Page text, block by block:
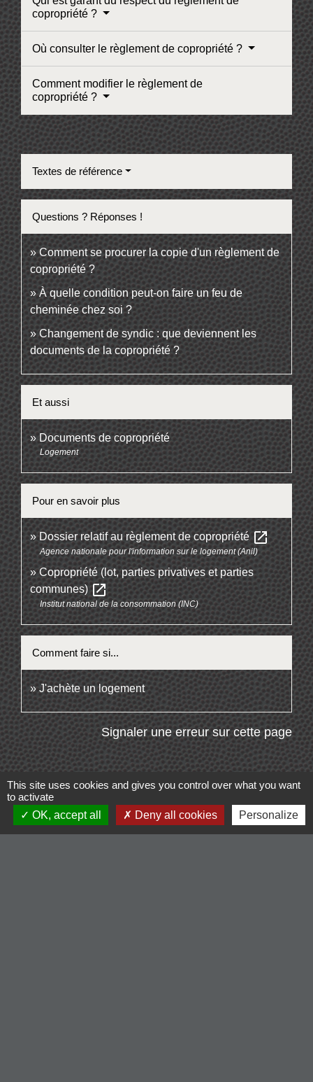
copropriété ?
Où consulter le règlement de copropriété ?
Comment modifier le règlement de
copropriété ?
Textes de référence
Questions ? Réponses !
Comment se procurer la copie d'un règlement de
copropriété ?
À quelle condition peut-on faire un feu de
cheminée chez soi ?
Changement de syndic : que deviennent les
documents de la copropriété ?
Et aussi
Documents de copropriété
Logement
Pour en savoir plus
Dossier relatif au règlement de copropriété open_in_new
Agence nationale pour l'information sur le logement (Anil)
Copropriété (lot, parties privatives et parties
communes) open_in_new
Institut national de la consommation (INC)
Comment faire si...
J'achète un logement
Signaler une erreur sur cette page
Contacts
This site uses cookies and gives you control over what you want
to activate
OK, accept all
Deny all cookies Personalize